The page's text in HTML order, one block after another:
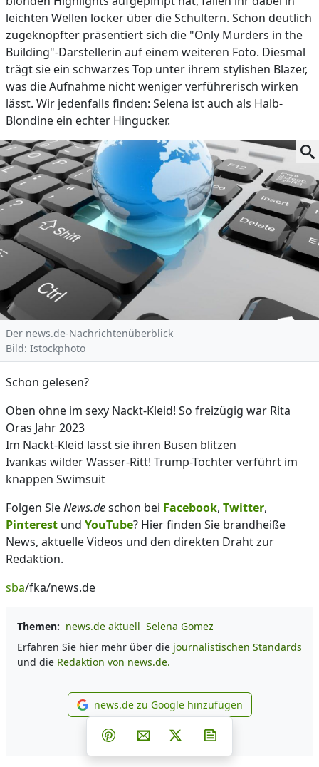
leichten Wellen locker über die Schultern. Schon deutlich
zugeknöpfter präsentiert sich die "Only Murders in the
Building"-Darstellerin auf einem weiteren Foto. Diesmal
trägt sie ein schwarzes Top unter ihrem stylishen Blazer,
was die Aufnahme nicht weniger verführerisch wirken
lässt. Wir jedenfalls finden: Selena ist auch als Halb-
Blondine ein echter Hingucker.
Der news.de-Nachrichtenüberblick
Bild: Istockphoto
Schon gelesen?
Oben ohne im sexy Nackt-Kleid! So freizügig war Rita
Oras Jahr 2023
Im Nackt-Kleid lässt sie ihren Busen blitzen
Ivankas wilder Wasser-Ritt! Trump-Tochter verführt im
knappen Swimsuit
Folgen SieNews.deschon bei Facebook, Twitter,
Pinterest und YouTube? Hier finden Sie brandheiße
News, aktuelle Videos und den direkten Draht zur
Redaktion.
sba/fka/news.de
Themen: news.de aktuell Selena Gomez
Erfahren Sie hier mehr über die journalistischen Standards
und die Redaktion von news.de.
news.de zu Google
news.de zu Google hinzufügen
Teilen auf Facebook
Teilen auf Whatsapp
Teilen auf Telegram
Teilen auf Pinterest
Per E-Mail teilen
Post auf X